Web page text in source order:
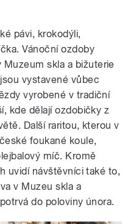
pávi, krokodýli,
Vánoční ozdoby
skla a bižuterie
vystavené vůbec
vyrobené v tradiční
kde dělají ozdobičky z
Další raritou, kterou v
foukané koule,
míč. Kromě
uvidí návštěvníci také to,
v Muzeu skla a
do poloviny února.